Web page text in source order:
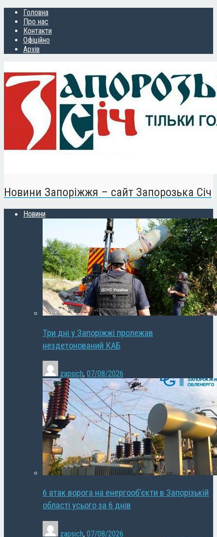
Головна
Про нас
Контакти
Офіційно
Архів
Новини Запоріжжя – сайт Запорозька Січ
Новини
Три дні у Запоріжжі пролежав
нездетонований КАБ
zapsich, 07/08/2026
6 атак ворога на енергооб’єкти в Запорізькій
області усього за 6 днів
zapsich, 07/08/2026